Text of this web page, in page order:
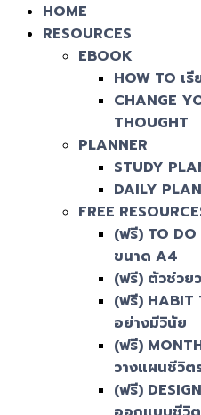
HOME
RESOURCES
EBOOK
HOW TO เ
CHANGE
THOUGHT
PLANNER
STUDY
DAILY
FREE
(ฟรี) TO
ขนาด A4
(ฟรี) ตัวช่วย
(ฟรี) HABIT
อย่างมีวินัย
(ฟรี)
วางแผนชีวิต
(ฟรี)